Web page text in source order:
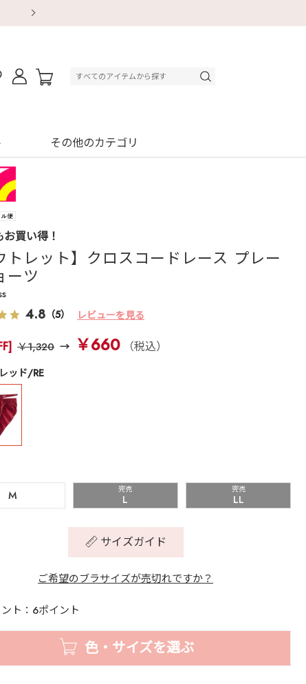
その他のカテゴリ
買い得！
トレット】クロスコードレース プレー
ーツ
4.8 （5） レビューを見る
￥1,320 ￥660 （税込）
レッド/RE
M 完売
L
完売
LL
サイズガイド
ご希望のブラサイズが売切れですか？
ト：6ポイント
色・サイズを選ぶ